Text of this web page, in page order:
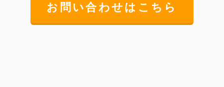
お問い合わせはこちら